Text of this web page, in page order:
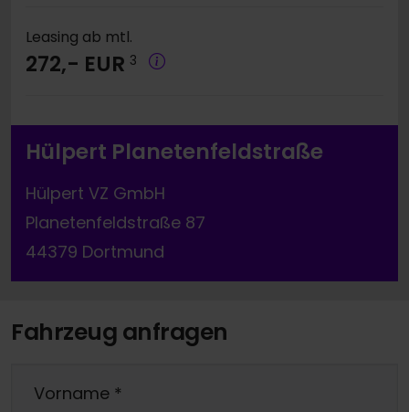
Leasing ab mtl.
272,- EUR 3
Hülpert Planetenfeldstraße
Hülpert VZ GmbH
Planetenfeldstraße 87
44379 Dortmund
Fahrzeug anfragen
Vorname *